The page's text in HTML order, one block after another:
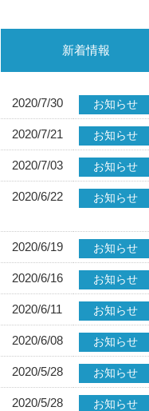
院長あいさつ
私たちの理念
病院概要・沿革
認定指定一覧・施設基準
災害拠点病院
一般事業主行動計画
女性活躍推進法に基づく公
育児･介護休業法に基づく
交通アクセス
よくある質問
お問い合わせ
受診申し込みから帰宅ま
受診手続き
診療費のお支払い
休診日、時間外の診療
院内での写真･動画撮影
携帯電話のご利用につい
院内Wi-Fiサービスのご
寝具について
お食事について
入院費について
創傷治療センター・足病外
新着情報
2020/7/30 お知らせ
2020/7/21 お知らせ
2020/7/03 お知らせ
2020/6/22 お知らせ
2020/6/19 お知らせ
2020/6/16 お知らせ
2020/6/11 お知らせ
2020/6/08 お知らせ
2020/5/28 お知らせ
2020/5/28 お知らせ